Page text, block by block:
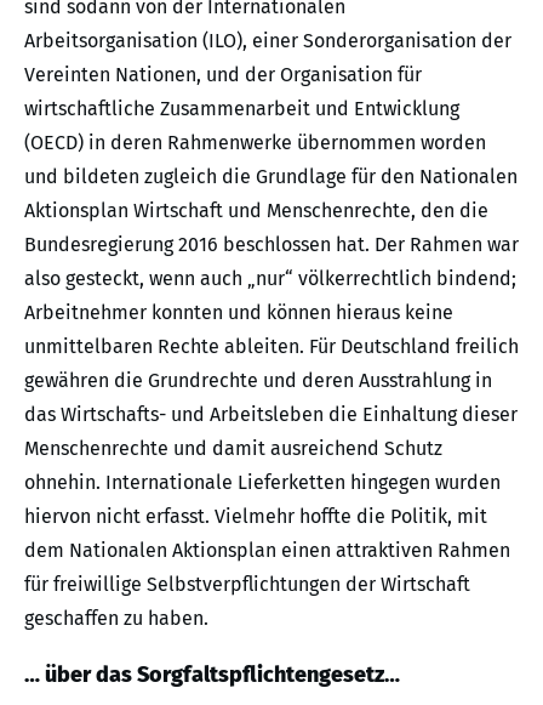
sind sodann von der Internationalen
Arbeitsorganisation (ILO), einer Sonderorganisation der
Vereinten Nationen, und der Organisation für
wirtschaftliche Zusammenarbeit und Entwicklung
(OECD) in deren Rahmenwerke übernommen worden
und bildeten zugleich die Grundlage für den Nationalen
Aktionsplan Wirtschaft und Menschenrechte, den die
Bundesregierung 2016 beschlossen hat. Der Rahmen war
also gesteckt, wenn auch „nur“ völkerrechtlich bindend;
Arbeitnehmer konnten und können hieraus keine
unmittelbaren Rechte ableiten. Für Deutschland freilich
gewähren die Grundrechte und deren Ausstrahlung in
das Wirtschafts- und Arbeitsleben die Einhaltung dieser
Menschenrechte und damit ausreichend Schutz
ohnehin. Internationale Lieferketten hingegen wurden
hiervon nicht erfasst. Vielmehr hoffte die Politik, mit
dem Nationalen Aktionsplan einen attraktiven Rahmen
für freiwillige Selbstverpflichtungen der Wirtschaft
geschaffen zu haben.
… über das Sorgfaltspflichtengesetz…